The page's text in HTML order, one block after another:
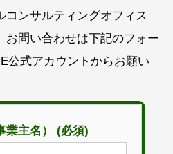
コンサルティングオフィス
お問い合わせは下記のフォー
公式アカウントからお願い
業主名） (必須)